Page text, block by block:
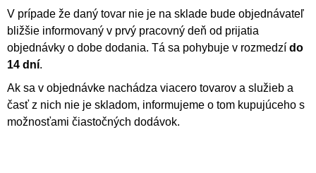
V prípade že daný tovar nie je na sklade bude objednávateľ
bližšie informovaný v prvý pracovný deň od prijatia
objednávky o dobe dodania. Tá sa pohybuje v rozmedzí do
14 dní.
Ak sa v objednávke nachádza viacero tovarov a služieb a
časť z nich nie je skladom, informujeme o tom kupujúceho s
možnosťami čiastočných dodávok.
E
T
E
N
Á
J
S